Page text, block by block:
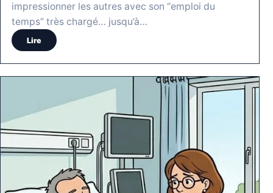
impressionner les autres avec son “emploi du
temps” très chargé… jusqu’à…
Lire